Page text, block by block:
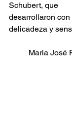
Schubert, que
desarrollaron
delicadeza y
Maria José